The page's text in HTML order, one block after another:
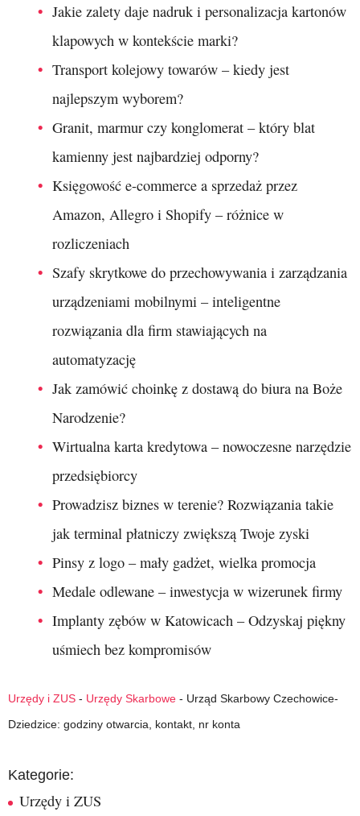
Jakie zalety daje nadruk i personalizacja kartonów
klapowych w kontekście marki?
Transport kolejowy towarów – kiedy jest
najlepszym wyborem?
Granit, marmur czy konglomerat – który blat
kamienny jest najbardziej odporny?
Księgowość e-commerce a sprzedaż przez
Amazon, Allegro i Shopify – różnice w
rozliczeniach
Szafy skrytkowe do przechowywania i zarządzania
urządzeniami mobilnymi – inteligentne
rozwiązania dla firm stawiających na
automatyzację
Jak zamówić choinkę z dostawą do biura na Boże
Narodzenie?
Wirtualna karta kredytowa – nowoczesne narzędzie
przedsiębiorcy
Prowadzisz biznes w terenie? Rozwiązania takie
jak terminal płatniczy zwiększą Twoje zyski
Pinsy z logo – mały gadżet, wielka promocja
Medale odlewane – inwestycja w wizerunek firmy
Implanty zębów w Katowicach – Odzyskaj piękny
uśmiech bez kompromisów
Urzędy i ZUS - Urzędy Skarbowe - Urząd Skarbowy Czechowice-
Dziedzice: godziny otwarcia, kontakt, nr konta
Kategorie:
Urzędy i ZUS